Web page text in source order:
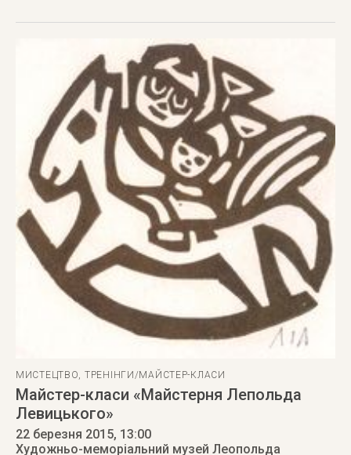
МИСТЕЦТВО, ТРЕНІНГИ/МАЙСТЕР-КЛАСИ
Майстер-класи «Майстерня Лепольда
Левицького»
22 березня 2015, 13:00
Художньо-меморіальний музей Леопольда